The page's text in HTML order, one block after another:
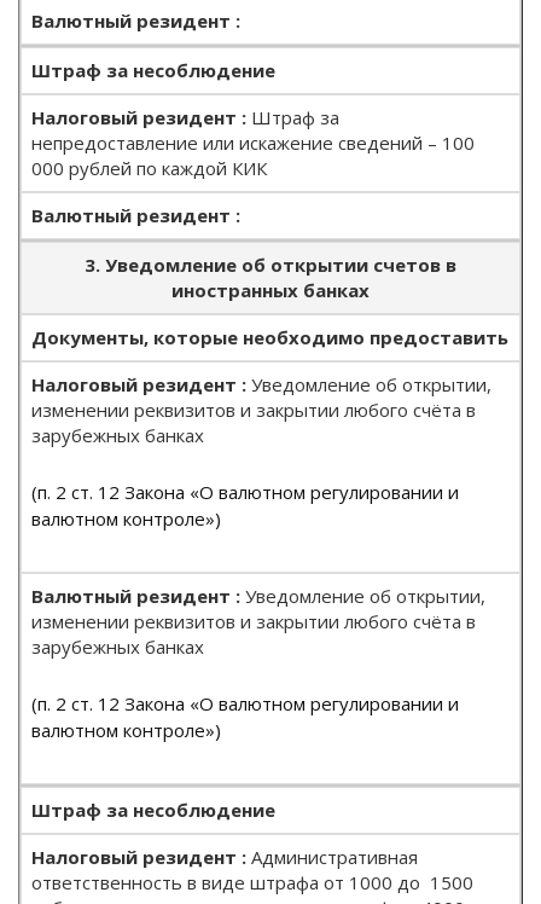
Штраф за несоблюдение
Штраф за
непредоставление или искажение сведений – 100
000 рублей по каждой КИК
3. Уведомление об открытии счетов в
иностранных банках
Документы, которые необходимо предоставить
Уведомление об открытии,
изменении реквизитов и закрытии любого счёта в
зарубежных банках
(п. 2 ст. 12 Закона «О валютном регулировании и
валютном контроле»)
Уведомление об открытии,
изменении реквизитов и закрытии любого счёта в
зарубежных банках
(п. 2 ст. 12 Закона «О валютном регулировании и
валютном контроле»)
Штраф за несоблюдение
Административная
ответственность в виде штрафа от 1000 до 1500